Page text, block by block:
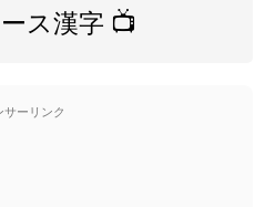
ス漢字 📺
サーリンク